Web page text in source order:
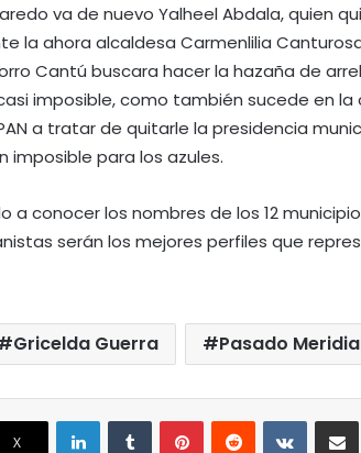
va de nuevo Yalheel Abdala, quien
la ahora alcaldesa Carmenlilia
Cantú buscara hacer la hazaña de
imposible, como también sucede en
a tratar de quitarle la presidencia
imposible para los azules.
a conocer los nombres de los 12
serán los mejores perfiles que
Gricelda Guerra Pasado
X
LinkedInTumblrPinterestReddit